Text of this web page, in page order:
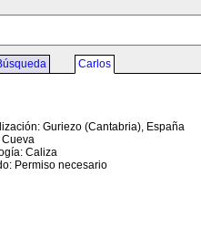
Carlos
Guriezo (Cantabria), España
Cueva
Caliza
Permiso necesario